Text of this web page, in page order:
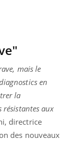
mais le
en
la
aux
directrice
des nouveaux